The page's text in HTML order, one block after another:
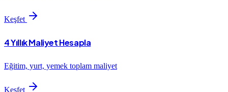
Keşfet
4 Yıllık Maliyet Hesapla
Eğitim, yurt, yemek toplam maliyet
Keşfet